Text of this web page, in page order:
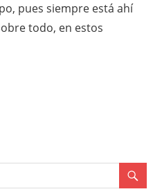
pues siempre está ahí
todo, en estos